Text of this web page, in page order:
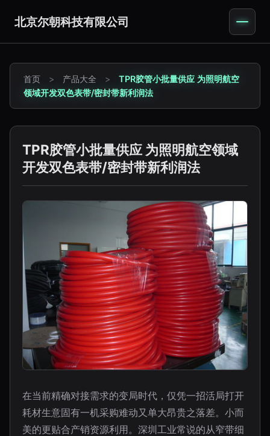
北京尔朝科技有限公司
首页 > 产品大全 >
TPR胶管小批量供应 为照明航空
领域开发双色表带/密封带新利润法
TPR胶管小批量供应 为照明航空领域
开发双色表带/密封带新利润法
在当前精确对接需求的变局时代，仅凭一招活局打开
耗材生意固有一机采购难动又单大昂贵之落差。小而
美的更贴合产销资源利用。深圳工业常说的从窄带细